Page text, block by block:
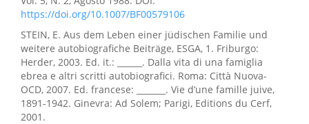
https://doi.org/10.1007/BF00579106
STEIN, E. Aus dem Leben einer jüdischen Familie und
weitere autobiografiche Beiträge, ESGA, 1. Friburgo:
Herder, 2003. Ed. it.: ______. Dalla vita di una famiglia
ebrea e altri scritti autobiografici. Roma: Città Nuova-
OCD, 2007. Ed. francese: _______. Vie d’une famille juive,
1891-1942. Ginevra: Ad Solem; Parigi, Editions du Cerf,
2001.